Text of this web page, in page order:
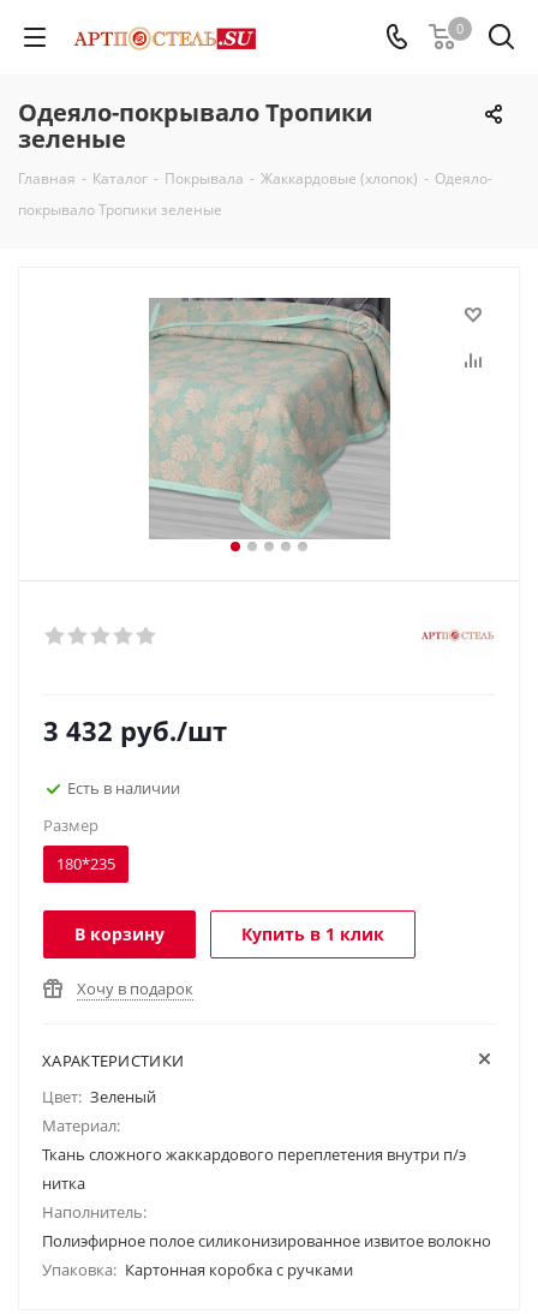
0
Одеяло-покрывало Тропики
зеленые
Главная - Каталог - Покрывала - Жаккардовые (хлопок) - Одеяло-
покрывало Тропики зеленые
3 432 руб./шт
Есть в наличии
Размер
180*235
В корзину Купить в 1 клик
Хочу в подарок
ХАРАКТЕРИСТИКИ
Цвет: Зеленый
Материал:
Ткань сложного жаккардового переплетения внутри п/э
нитка
Наполнитель:
Полиэфирное полое силиконизированное извитое волокно
Упаковка: Картонная коробка с ручками